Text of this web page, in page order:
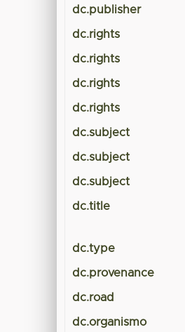
dc.publisher
dc.rights
dc.rights
dc.rights
dc.rights
dc.subject
dc.subject
dc.subject
dc.title
dc.type
dc.provenance
dc.road
dc.organismo